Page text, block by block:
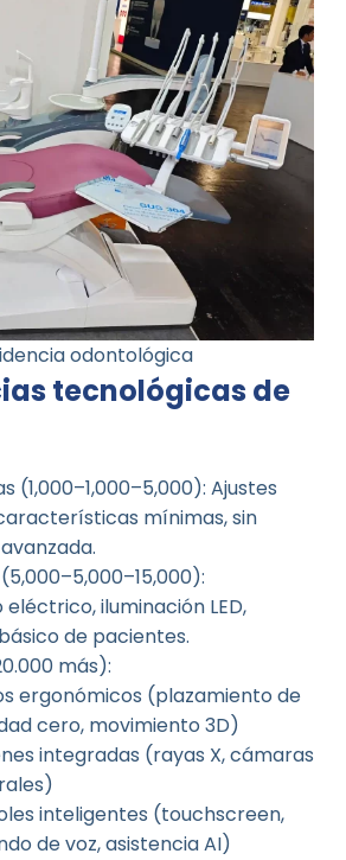
odontológica
tecnológicas de
(1,000–1,000–5,000): Ajustes
mínimas, sin
iluminación LED,
de pacientes.
más):
ergonómicos (plazamiento de
cero, movimiento 3D)
integradas (rayas X, cámaras
inteligentes (touchscreen,
de voz, asistencia AI)